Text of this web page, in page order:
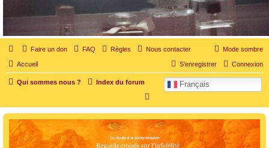
Mode sombre
Faire un don FAQ Règles Nous contacter
Accueil Connexion
S’enregistrer
Qui sommes nous ? Index du forum Français
c
h